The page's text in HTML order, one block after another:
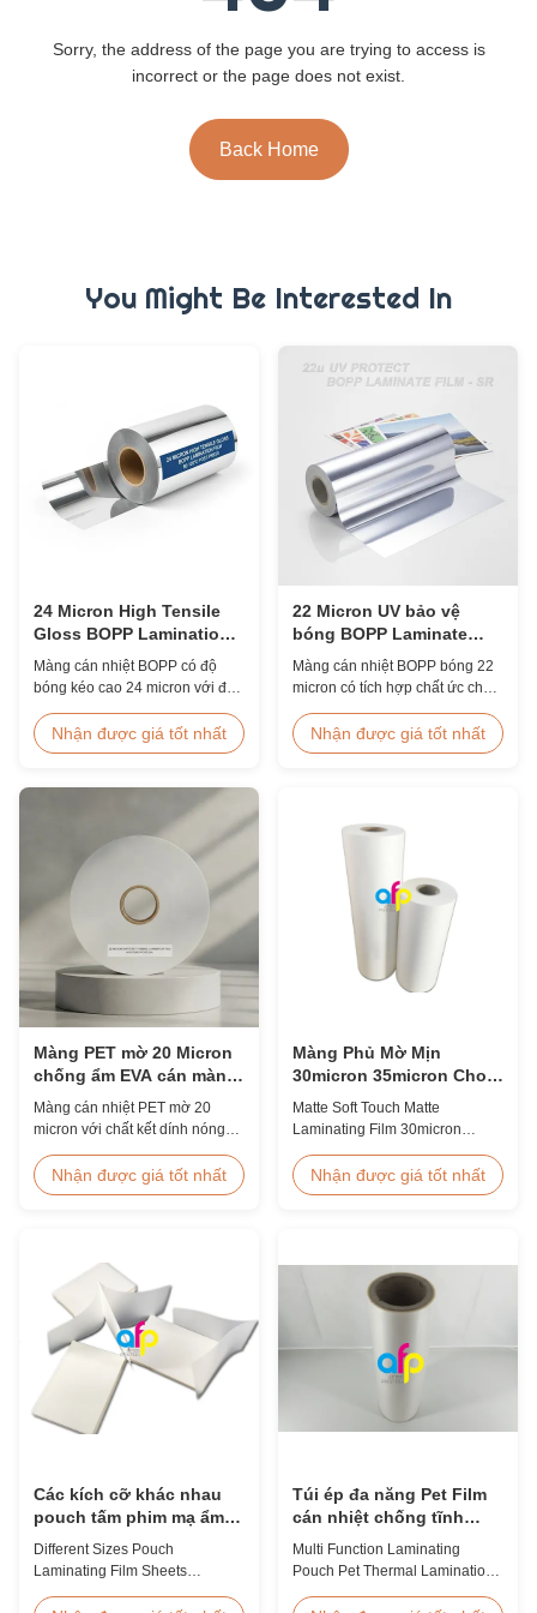
Sorry, the address of the page you are trying to access is
incorrect or the page does not exist.
Back Home
You Might Be Interested In
24 Micron High Tensile
Gloss BOPP Lamination
Film 80-120C Sau khi in
Màng cán nhiệt BOPP có độ
bóng kéo cao 24 micron với độ
hoạt động 80-120°C và tốc độ
cán 60m/phút, được tối ưu hóa
Nhận được giá tốt nhất
22 Micron UV bảo vệ
bóng BOPP Laminate
phim chống trầy xước
Màng cán nhiệt BOPP bóng 22
micron có tích hợp chất ức chế
trầy xước, chiều rộng 2000mm
và độ rõ quang học ≥92%, được
Nhận được giá tốt nhất
Màng PET mờ 20 Micron
chống ẩm EVA cán màng
nhiệt
Màng cán nhiệt PET mờ 20
micron với chất kết dính nóng
thích hợp cho việc cán màng
bao bì linh hoạt với tốc độ lên
Nhận được giá tốt nhất
Màng Phủ Mờ Mịn
30micron 35micron Cho
Bao Bì Cao Cấp
Matte Soft Touch Matte
Laminating Film 30micron
Consumption Fingerprint Free
Soft Touch Matte Laminating
free laminate is specifically
engineered for luxury packaging
Nhận được giá tốt nhất
Các kích cỡ khác nhau
pouch tấm phim mạ ẩm
chống ẩm BV chứng
nhận
Different Sizes Pouch
Laminating Film Sheets
Túi ép đa năng Pet Film
cán nhiệt chống tĩnh
điện
Multi Function Laminating
Pouch Pet Thermal Lamination